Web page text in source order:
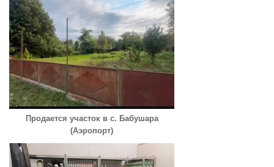
Продается участок в с. Бабушара
(Аэропорт)